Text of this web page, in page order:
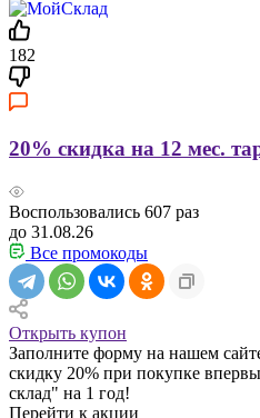
182
20% скидка на 12 мес.
Воспользовались 607 раз
до 31.08.26
Все промокоды
Открыть купон
Заполните форму на нашем
скидку 20% при покупке
склад" на 1 год!
Перейти к акции